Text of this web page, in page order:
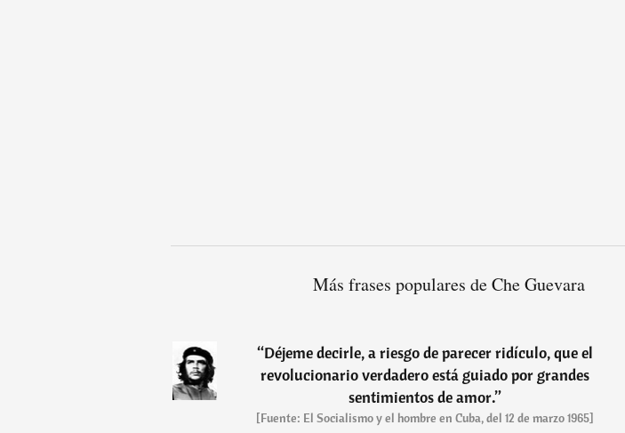
Más frases populares de Che Guevara
“Déjeme decirle, a riesgo de parecer ridículo, que el
revolucionario verdadero está guiado por grandes
sentimientos de amor.”
[Fuente: El Socialismo y el hombre en Cuba, del 12 de marzo 1965]